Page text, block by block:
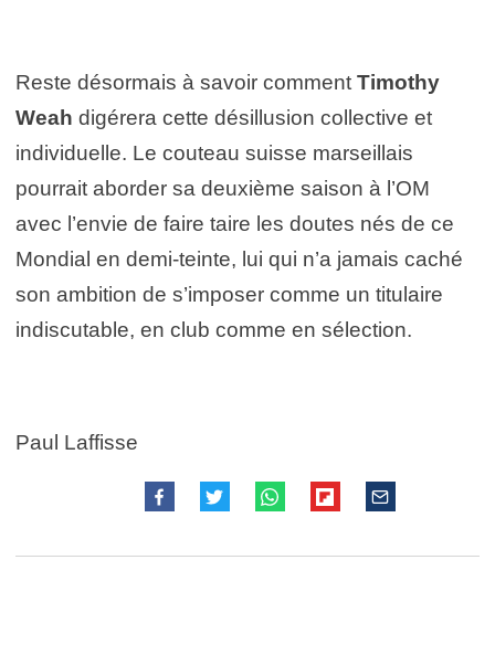
Reste désormais à savoir comment Timothy
Weah digérera cette désillusion collective et
individuelle. Le couteau suisse marseillais
pourrait aborder sa deuxième saison à l’OM
avec l’envie de faire taire les doutes nés de ce
Mondial en demi-teinte, lui qui n’a jamais caché
son ambition de s’imposer comme un titulaire
indiscutable, en club comme en sélection.
Paul Laffisse